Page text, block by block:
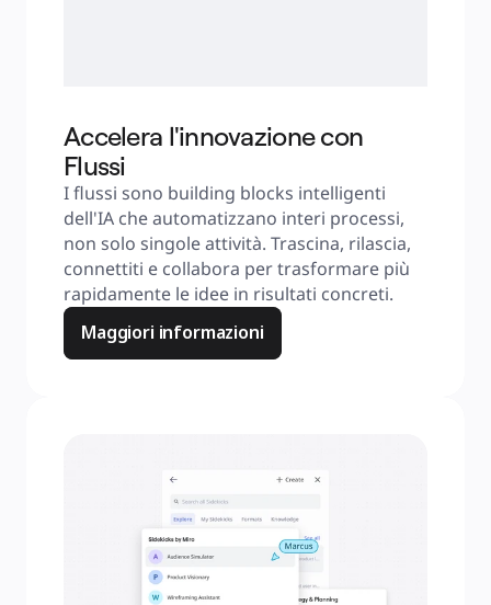
Accelera l'innovazione con
Flussi
I flussi sono building blocks intelligenti
dell'IA che automatizzano interi processi,
non solo singole attività. Trascina, rilascia,
connettiti e collabora per trasformare più
rapidamente le idee in risultati concreti.
Maggiori informazioni